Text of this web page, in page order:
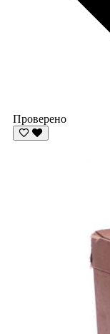
Проверено